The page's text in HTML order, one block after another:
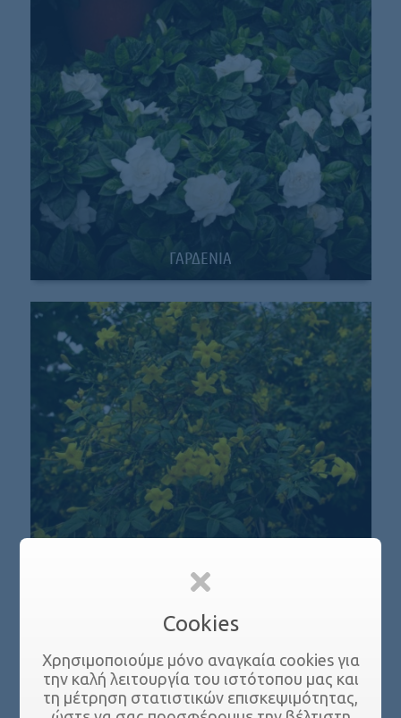
ΓΑΡΔΕΝΙΑ
Cookies
Χρησιμοποιούμε μόνο αναγκαία cookies για
την καλή λειτουργία του ιστότοπου μας και
τη μέτρηση στατιστικών επισκεψιμότητας,